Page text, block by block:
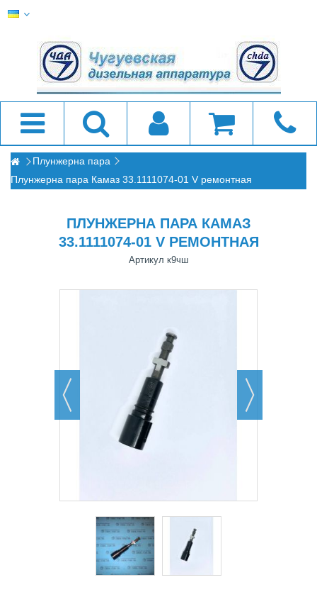
Плунжерна пара
Плунжерна пара Камаз 33.1111074-01 V ремонтная
ПЛУНЖЕРНА ПАРА КАМАЗ
33.1111074-01 V РЕМОНТНАЯ
Артикул к9чш